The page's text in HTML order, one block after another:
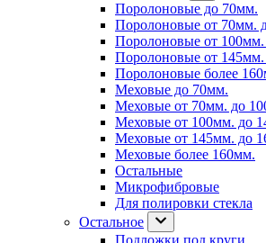
Поролоновые до 70мм.
Поролоновые от 70мм.
Поролоновые от
Поролоновые от
Поролоновые более
Меховые до 70мм.
Меховые от 70мм. до
Меховые от 100мм. до
Меховые от 145мм. до
Меховые более 160мм.
Остальные
Микрофибровые
Для полировки стекла
Остальное